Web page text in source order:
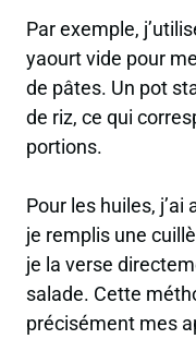
Par exemple,
yaourt vide pour
de pâtes. Un pot
de riz, ce qui
portions.
Pour les huiles,
je remplis une
je la verse
salade. Cette
précisément mes